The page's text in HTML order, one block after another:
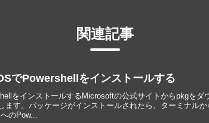
関連記事
でPowershellをインストールする
をインストールするMicrosoftの公式サイトからpkgをダ
ます。パッケージがインストールされたら、ターミナル
のPow...